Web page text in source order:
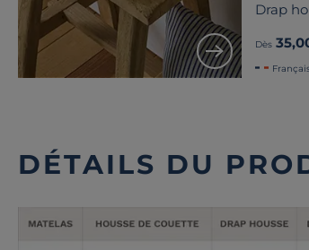
Drap
Dès
DÉTAILS DU